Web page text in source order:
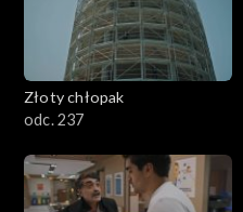
Złoty chłopak
odc. 237